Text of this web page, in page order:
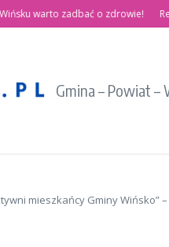
zadbać o zdrowie!
Gmina – Powiat
mieszkańcy Gminy